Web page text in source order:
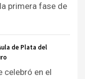
primera fase de
de Plata del
celebró en el